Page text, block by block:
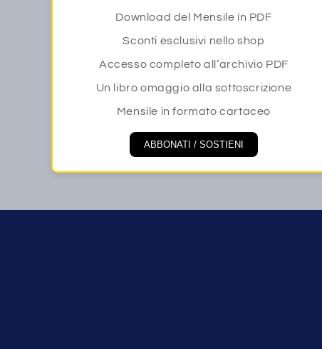
Download del Mensile in PDF
Sconti esclusivi nello shop
Accesso completo all’archivio PDF
Un libro omaggio alla sottoscrizione
Mensile in formato cartaceo
ABBONATI / SOSTIENI